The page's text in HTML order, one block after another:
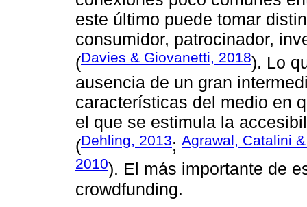
este último puede tomar
consumidor, patrocinador,
(Davies & Giovanetti, 2018). Lo
ausencia de un gran
características del medio en
el que se estimula la
(Dehling, 2013; Agrawal, Catalini
2010). El más importante de
crowdfunding.